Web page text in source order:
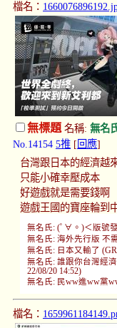
檔名：
無標題名稱: 無名
No.14154 5推 [ 回應]
台灣跟日本的經濟越
只能小確幸壓成本
好遊戲就是需要錢啊
遊戲王國的寶座輪到
無名氏: (ﾟ∀。)＜版號
無名氏: 海外先行版 不
無名氏: 日本又輸了
無名氏: 誰跟你台灣經
22/08/20 14:52)
無名氏: 民ww進ww黨
檔名：